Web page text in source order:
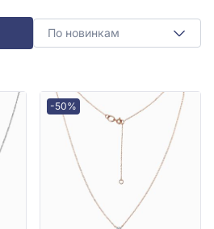
По новинкам
-50%